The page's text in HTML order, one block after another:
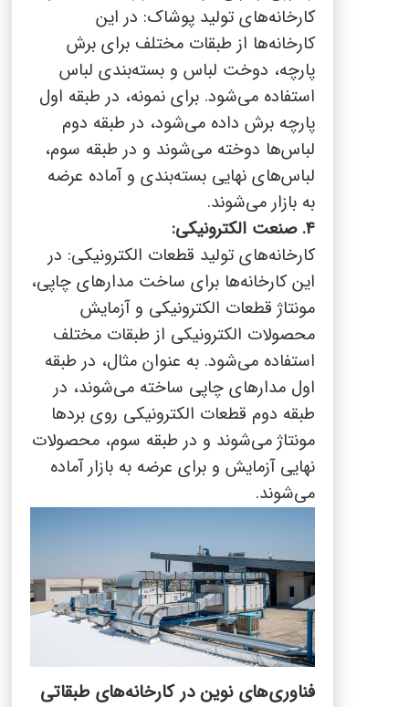
کارخانه‌های تولید پوشاک: در این
کارخانه‌ها از طبقات مختلف برای برش
پارچه، دوخت لباس و بسته‌بندی لباس
استفاده می‌شود. برای نمونه، در طبقه اول
پارچه برش داده می‌شود، در طبقه دوم
لباس‌ها دوخته می‌شوند و در طبقه سوم،
لباس‌های نهایی بسته‌بندی و آماده عرضه
به بازار می‌شوند.
4. صنعت الکترونیکی:
کارخانه‌های تولید قطعات الکترونیکی: در
این کارخانه‌ها برای ساخت مدارهای چاپی،
مونتاژ قطعات الکترونیکی و آزمایش
محصولات الکترونیکی از طبقات مختلف
استفاده می‌شود. به عنوان مثال، در طبقه
اول مدارهای چاپی ساخته می‌شوند، در
طبقه دوم قطعات الکترونیکی روی بردها
مونتاژ می‌شوند و در طبقه سوم، محصولات
نهایی آزمایش و برای عرضه به بازار آماده
می‌شوند.
فناوری‌های نوین در کارخانه‌های طبقاتی